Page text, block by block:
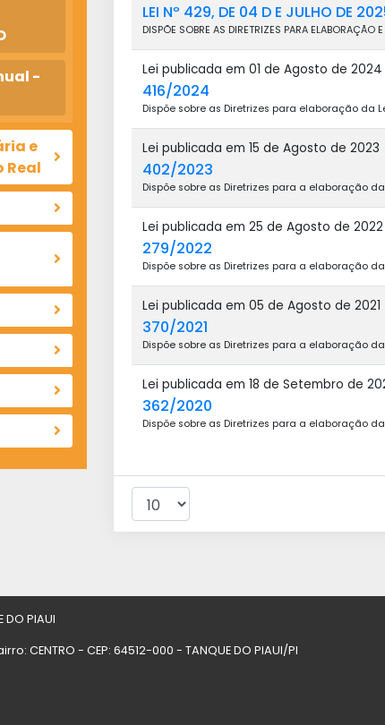
-
e
Real
LEI Nº 429, DE 04 D E JULHO DE
DISPÕE SOBRE AS DIRETRIZES PARA
Lei publicada em 01 de Agosto de 2024
416/2024
Dispõe sobre as Diretrizes para elaboração da
Lei publicada em 15 de Agosto de 2023
402/2023
Dispõe sobre as Diretrizes para a elaboração
Lei publicada em 25 de Agosto de 2022
279/2022
Dispõe sobre as Diretrizes para a elaboração
Lei publicada em 05 de Agosto de 2021
370/2021
Dispõe sobre as Diretrizes para a elaboração
Lei publicada em 18 de Setembro de
362/2020
Dispõe sobre as Diretrizes para a elaboração
DO PIAUI
CENTRO - CEP: 64512-000 - TANQUE DO PIAUI/PI